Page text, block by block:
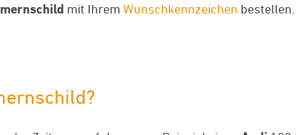
mit Ihrem Wunschkennzeichen bestellen.